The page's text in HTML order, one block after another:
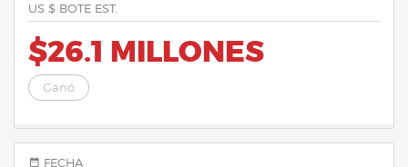
US $ BOTE EST.
$26.1 MILLONES
Ganó
FECHA